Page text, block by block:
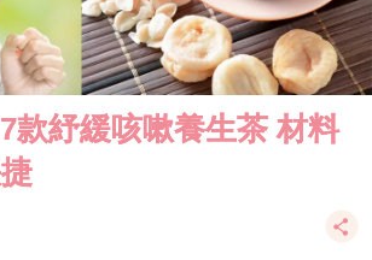
款紓緩咳嗽養生茶 材料